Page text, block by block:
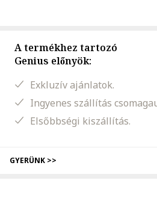
A termékhez tartozó
Genius előnyök:
Exkluzív ajánlatok.
Ingyenes szállítás
Elsőbbségi kiszállítás.
GYERÜNK >>